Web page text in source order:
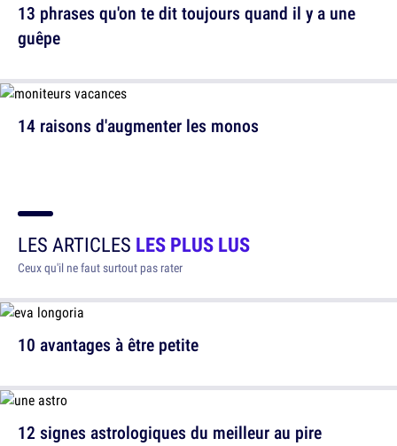
13 phrases qu'on te dit toujours quand il y a une
guêpe
14 raisons d'augmenter les monos
LES ARTICLES LES PLUS LUS
Ceux qu'il ne faut surtout pas rater
10 avantages à être petite
12 signes astrologiques du meilleur au pire